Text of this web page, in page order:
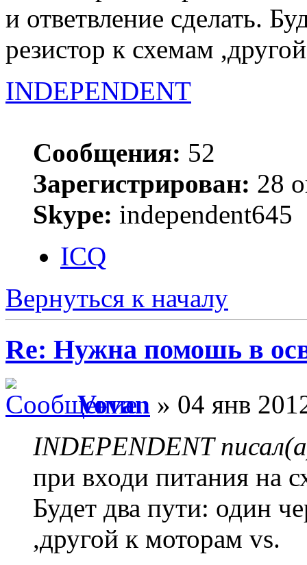
и ответвление сделать.
резистор к схемам
INDEPENDENT
Сообщения: 52
Зарегистрирован: 28
Skype: independent645
ICQ
Вернуться к началу
Re: Нужна помошь в
Vovan » 04 янв
INDEPENDENT
при входи питания на
Будет два пути: один
,другой к моторам vs.